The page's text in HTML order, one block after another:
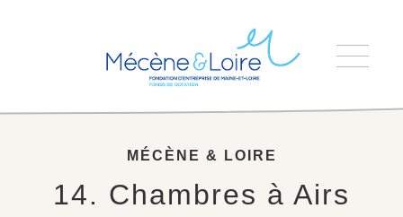
MÉCÈNE & LOIRE
14. Chambres à Airs